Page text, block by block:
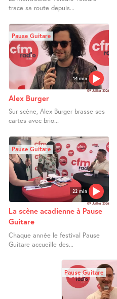
trace sa route depuis...
14 min
Pause Guitare
09 Juillet 2026
Alex Burger
Sur scène, Alex Burger brasse ses
cartes avec brio...
22 min
Pause Guitare
09 Juillet 2026
La scène acadienne à Pause
Guitare
Chaque année le festival Pause
Guitare accueille des...
Pause Guitare